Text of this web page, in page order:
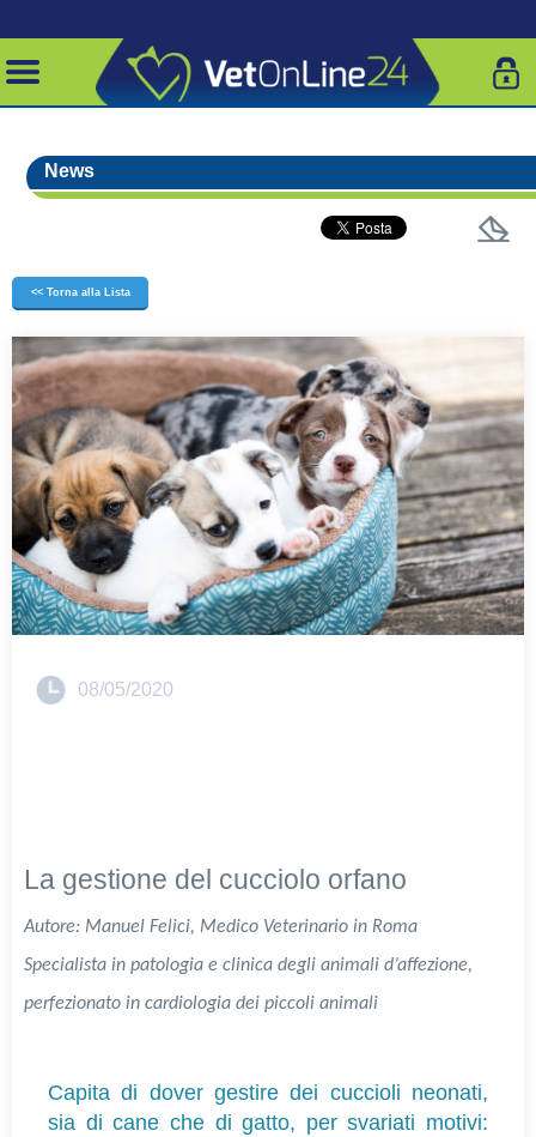
News
<< Torna alla Lista
08/05/2020
La gestione del cucciolo orfano
Autore: Manuel Felici, Medico Veterinario in Roma
Specialista in patologia e clinica degli animali d’affezione,
perfezionato in cardiologia dei piccoli animali
Capita di dover gestire dei cuccioli neonati,
sia di cane che di gatto, per svariati motivi: